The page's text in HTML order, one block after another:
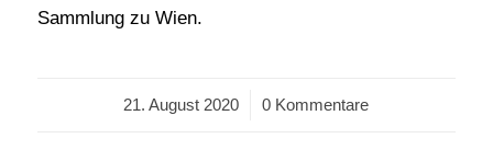
Sammlung zu Wien.
21. August 2020
/ 0 Kommentare